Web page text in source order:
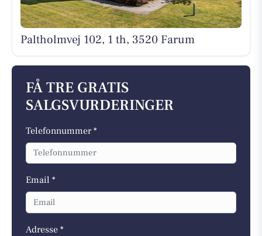
Paltholmvej 102, 1 th, 3520 Farum
FÅ TRE GRATIS
SALGSVURDERINGER
Telefonnummer *
Email *
Adresse *